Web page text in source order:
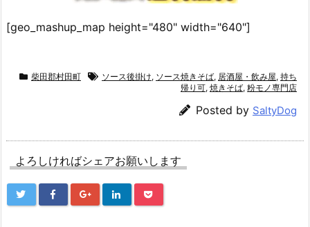
[geo_mashup_map height="480" width="640"]
柴田郡村田町 ソース後掛け, ソース焼きそば, 居酒屋・飲み屋, 持ち
帰り可, 焼きそば, 粉モノ専門店
Posted by SaltyDog
よろしければシェアお願いします